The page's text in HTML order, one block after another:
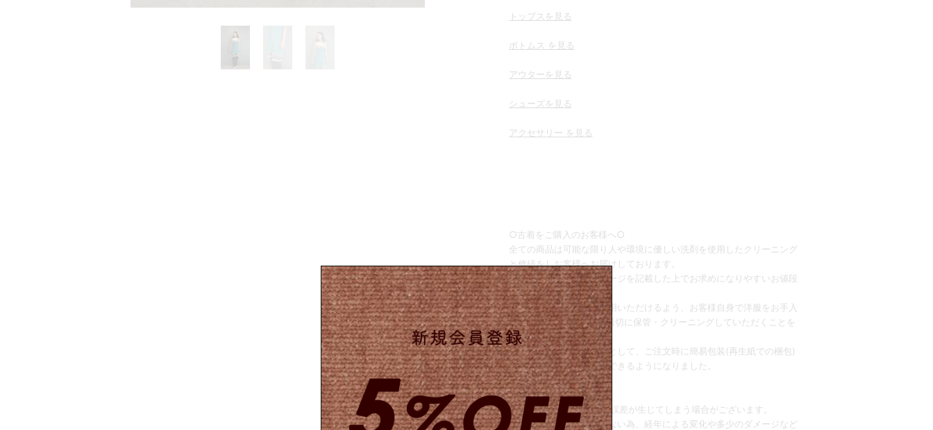
トップスを 見る
ボトムス を見る
アウターを見る
シューズを見る
アクセサリー を見る
○古着をご購入のお客様へ○
全ての商品は可能な限り人や環境に優しい洗剤を使用したクリーニング
と修繕をしお客様へお届けしております。
修復が難しい商品はダメージを記載した上でお求めになりやすいお値段
で掲載しております。
気に入った物を長くご着用いただけるよう、お客様自身で洋服をお手入
れ(修理)していただき、適切に保管・クリーニングしていただくことを
推奨しています。
環境へ配慮した取り組みとして、ご注文時に簡易包装(再生紙での梱包)
または通常梱包の選択ができるようになりました。
○商品について○
採寸表記に1~2cmほどの誤差が生じてしまう場合がございます。
こちらの商品は新品ではない為、経年による変化や多少のダメージなど